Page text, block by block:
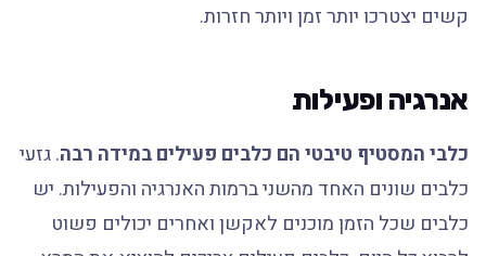
קשים יצטרכו יותר זמן ויותר חזרות.
אנרגיה ופעילות
כלבי המסטיף טיבטי הם כלבים פעילים במידה רבה. גזעי
כלבים שונים האחד מהשני ברמות האנרגיה והפעילות. יש
כלבים שכל הזמן מוכנים לאקשן ואחרים יכולים פשוט